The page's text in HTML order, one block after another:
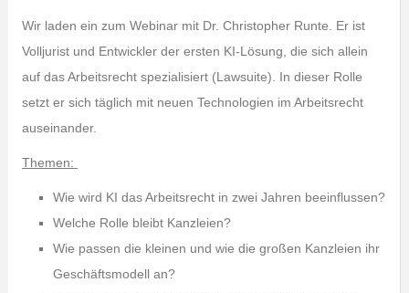
Wir laden ein zum Webinar mit Dr. Christopher Runte. Er ist
Volljurist und Entwickler der ersten KI-Lösung, die sich allein
auf das Arbeitsrecht spezialisiert (Lawsuite). In dieser Rolle
setzt er sich täglich mit neuen Technologien im Arbeitsrecht
auseinander.
Themen:
Wie wird KI das Arbeitsrecht in zwei Jahren beeinflussen?
Welche Rolle bleibt Kanzleien?
Wie passen die kleinen und wie die großen Kanzleien ihr
Geschäftsmodell an?